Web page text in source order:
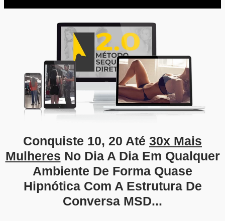
Conquiste 10, 20 Até 30x Mais
Mulheres No Dia A Dia Em Qualquer
Ambiente De Forma Quase
Hipnótica Com A Estrutura De
Conversa MSD...